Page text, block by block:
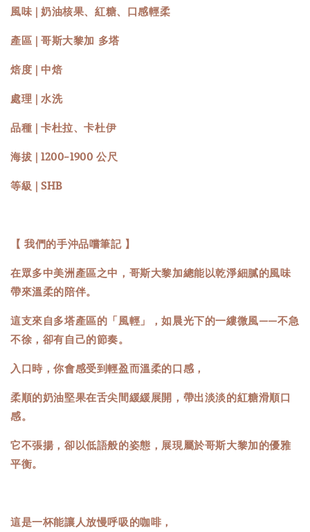
風味 | 奶油核果、紅糖、口感輕柔
產區 | 哥斯大黎加 多塔
焙度 | 中焙
處理 | 水洗
品種 | 卡杜拉、卡杜伊
海拔 | 1200-1900 公尺
等級 | SHB
【 我們的手沖品嚐筆記 】
在眾多中美洲產區之中，哥斯大黎加總能以乾淨細膩的風味
帶來溫柔的陪伴。
這支來自多塔產區的「風輕」，如晨光下的一縷微風——不急
不徐，卻有自己的節奏。
入口時，你會感受到輕盈而溫柔的口感，
柔順的奶油堅果在舌尖間緩緩展開，帶出淡淡的紅糖滑順口
感。
它不張揚，卻以低語般的姿態，展現屬於哥斯大黎加的優雅
平衡。
這是一杯能讓人放慢呼吸的咖啡，